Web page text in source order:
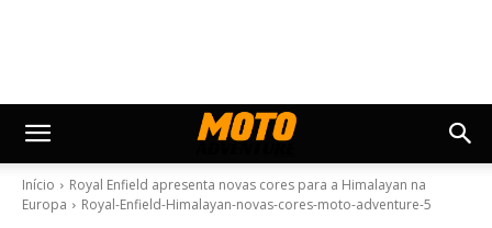
Início
Royal Enfield apresenta novas cores para a Himalayan na
Europa
Royal-Enfield-Himalayan-novas-cores-moto-adventure-5